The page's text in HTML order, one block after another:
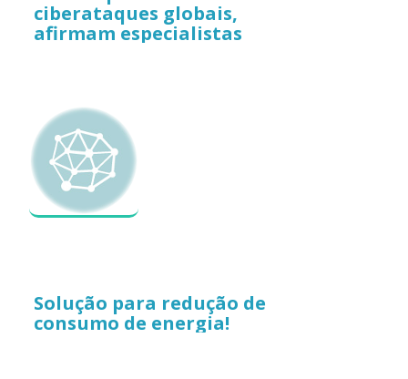
ciberataques globais,
afirmam especialistas
Solução para redução de
consumo de energia!